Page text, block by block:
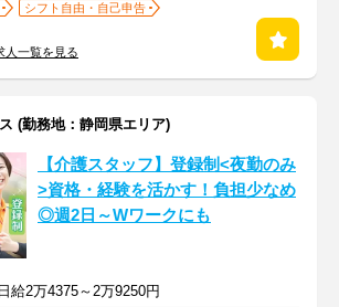
シフト自由・自己申告
人一覧を見る
(勤務地：静岡県エリア)
【介護スタッフ】登録制<夜勤のみ
>資格・経験を活かす！負担少なめ
◎週2日～Wワークにも
日給2万4375～2万9250円